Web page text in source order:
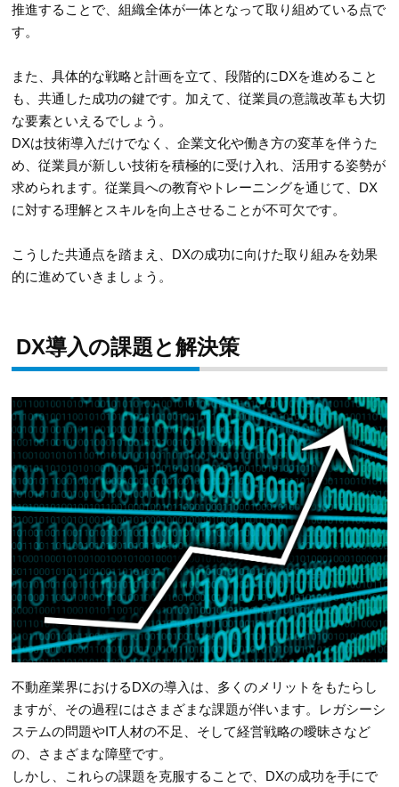
推進することで、組織全体が一体となって取り組めている点で
す。
また、具体的な戦略と計画を立て、段階的にDXを進めること
も、共通した成功の鍵です。加えて、従業員の意識改革も大切
な要素といえるでしょう。
DXは技術導入だけでなく、企業文化や働き方の変革を伴うた
め、従業員が新しい技術を積極的に受け入れ、活用する姿勢が
求められます。従業員への教育やトレーニングを通じて、DX
に対する理解とスキルを向上させることが不可欠です。
こうした共通点を踏まえ、DXの成功に向けた取り組みを効果
的に進めていきましょう。
DX導入の課題と解決策
不動産業界におけるDXの導入は、多くのメリットをもたらし
ますが、その過程にはさまざまな課題が伴います。レガシーシ
ステムの問題やIT人材の不足、そして経営戦略の曖昧さなど
の、さまざまな障壁です。
しかし、これらの課題を克服することで、DXの成功を手にで